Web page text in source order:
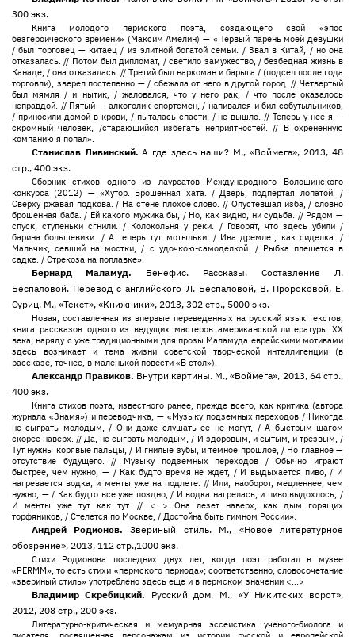
300 экз.
Книга молодого пермского поэта, создающего свой «эпос
безгероического времени» (Максим Амелин) — «Первый парень моей девушки
/ был торговец — китаец / из элитной богатой семьи. / Звал в Китай, / но она
отказалась. // Потом был дипломат, / светило замужество, / безбедная жизнь в
Канаде, / она отказалась. // Третий был наркоман и барыга / (подсел после года
торговли), зверел постепенно — / сбежала от него в другой город. // Четвертый
был мямля / и нытик, / жаловался, что у него рак, / что после оказалось
неправдой. // Пятый — алкоголик-спортсмен, / напивался и бил собутыльников,
/ приносили домой в крови, / пыталась спасти, / не вышло. // Теперь у нее я —
скромный человек, /старающийся избегать неприятностей. // В охрененную
компанию я попал».
Станислав Ливинский. А где здесь наши? М., «Воймега», 2013, 48
стр., 400 экз.
Сборник стихов одного из лауреатов Международного Волошинского
конкурса (2012) — «Хутор. Брошенная хата. / Дверь, подпертая лопатой. /
Сверху ржавая подкова. / На стене плохое слово. // Опустевшая изба, / словно
брошенная баба. / Ей какого мужика бы, / Но, как видно, ни судьба. // Рядом —
спуск, ступеньки сгнили. / Колокольня у реки. / Говорят, что здесь убили /
барина большевики. / А теперь тут мотыльки. / Ива дремлет, как сиделка. /
Мальчик, севший на мостки, / с удочкою-самоделкой. / Рыбка плещется в
садке. / Стрекоза на поплавке».
Бернард Маламуд. Бенефис. Рассказы. Составление Л.
Беспаловой. Перевод с английского Л. Беспаловой, В. Пророковой, Е.
Суриц. М., «Текст», «Книжники», 2013, 302 стр., 5000 экз.
Новая, составленная из впервые переведенных на русский язык текстов,
книга рассказов одного из ведущих мастеров американской литературы ХХ
века; наряду с уже традиционными для прозы Маламуда еврейскими мотивами
здесь возникает и тема жизни советской творческой интеллигенции (в
рассказе, точнее, в маленькой повести «В стол»).
Александр Правиков. Внутри картины. М., «Воймега», 2013, 64 стр.,
400 экз.
Книга стихов поэта, известного ранее, прежде всего, как критика (автора
журнала «Знамя») и переводчика, — «Музыку подземных переходов / Никогда
не сыграть молодым, / Они даже слушать ее не могут, / А быстрым шагом
скорее наверх. // Да, не сыграть молодым, / И здоровым, и сытым, и трезвым, /
Тут нужны корявые пальцы, / И гнилые зубы, и темное прошлое, / Но главное —
отсутствие будущего. // Музыку подземных переходов / Обычно играют
быстрее, чем нужно, — / Как будто время не ждет, / И выдыхается пиво, / И
нагревается водка, и менты уже на подлете. // Или, наоборот, медленнее, чем
нужно, — / Как будто все уже поздно, / И водка нагрелась, и пиво выдохлось, /
И менты уже тут как тут. // <…> Она лезет наверх, как дым горящих
торфяников, / Стелется по Москве, / Достойна быть гимном России».
Андрей Родионов. Звериный стиль. М., «Новое литературное
обозрение», 2013, 112 стр.,1000 экз.
Стихи Родионова последних двух лет, когда поэт работал в музее
«PERMM», то есть стихи «пермского периода»; соответственно, словосочетание
«звериный стиль» употреблено здесь еще и в пермском значении <...>
Владимир Скребицкий. Русский дом. М., «У Никитских ворот»,
2012, 208 стр., 200 экз.
Литературно-критическая и мемуарная эссеистика ученого-биолога и